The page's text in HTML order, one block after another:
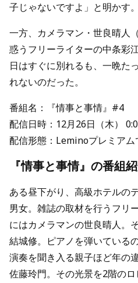
子じゃないですよ」と明かす。
一方、カメラマン・世良晴人
惑うフリーライターの中条彩
日はすぐに別れるも、一晩た
れないのだった。
番組名：『情事と事情』#4
配信日時：12月26日（木）
配信形態：Leminoプレミアム
『情事と事情』の番組
ある昼下がり、高級ホテルの
男女。雑誌の取材を行うフリ
にはカメラマンの世良晴人。
結城修。ピアノを弾いている
演奏を聞き入る親子ほど年の
佐藤玲門。その光景を2階のロ